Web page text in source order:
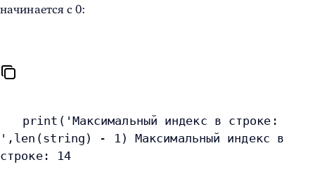
начинается с 0:
print('Максимальный индекс в строке:
',len(string) - 1) Максимальный индекс в
строке: 14